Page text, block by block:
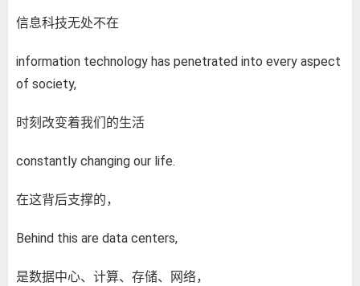
信息科技无处不在
information technology has penetrated into every aspect
of society,
时刻改变着我们的生活
constantly changing our life.
在这背后支撑的，
Behind this are data centers,
是数据中心、计算、存储、网络，